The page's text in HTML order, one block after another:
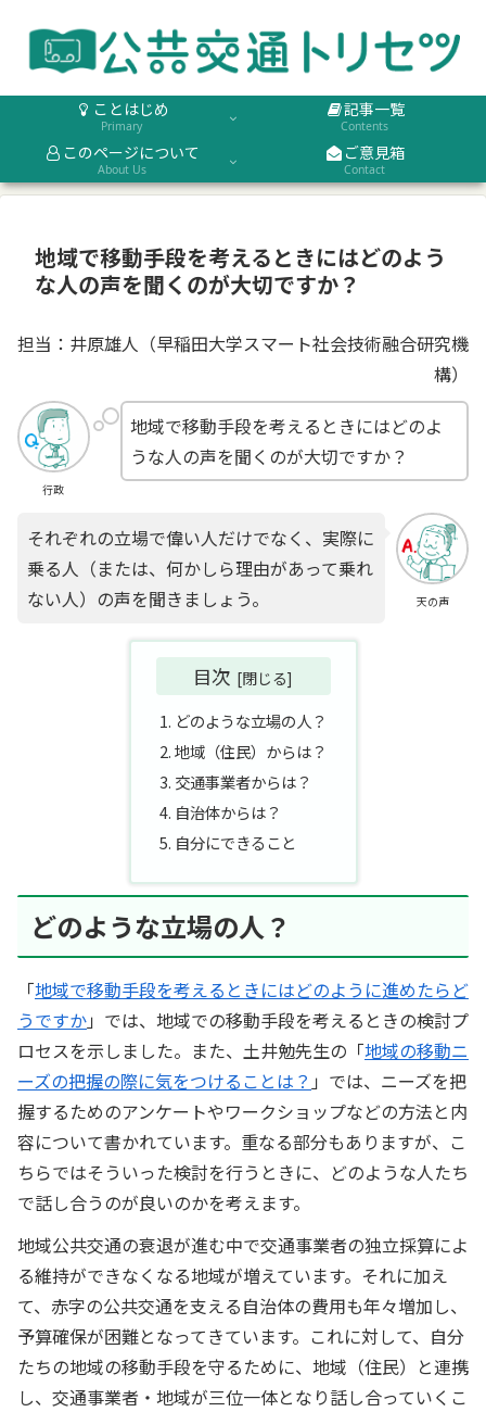
ことはじめ
Primary
記事一覧
Contents
このページについて
About Us
ご意見箱
Contact
地域で移動手段を考えるときにはどのよう
な人の声を聞くのが大切ですか？
担当：井原雄人（早稲田大学スマート社会技術融合研究機
構）
行政
地域で移動手段を考えるときにはどのよ
うな人の声を聞くのが大切ですか？
天の声
それぞれの立場で偉い人だけでなく、実際に
乗る人（または、何かしら理由があって乗れ
ない人）の声を聞きましょう。
目次
どのような立場の人？
地域（住民）からは？
交通事業者からは？
自治体からは？
自分にできること
どのような立場の人？
「地域で移動手段を考えるときにはどのように進めたらど
うですか」では、地域での移動手段を考えるときの検討プ
ロセスを示しました。また、土井勉先生の「地域の移動ニ
ーズの把握の際に気をつけることは？ 」では、ニーズを把
握するためのアンケートやワークショップなどの方法と内
容について書かれています。重なる部分もありますが、こ
ちらではそういった検討を行うときに、どのような人たち
で話し合うのが良いのかを考えます。
地域公共交通の衰退が進む中で交通事業者の独立採算によ
る維持ができなくなる地域が増えています。それに加え
て、赤字の公共交通を支える自治体の費用も年々増加し、
予算確保が困難となってきています。これに対して、自分
たちの地域の移動手段を守るために、地域（住民）と連携
し、交通事業者・地域が三位一体となり話し合っていくこ